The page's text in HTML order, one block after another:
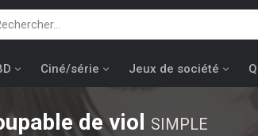
Ciné/série Jeux de société
de viol SIMPLE